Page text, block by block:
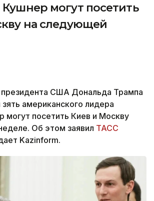
могут посетить
на следующей
президента США Дональда Трампа
американского лидера
посетить Киев и Москву
Об этом заявил ТАСС
Kazinform.